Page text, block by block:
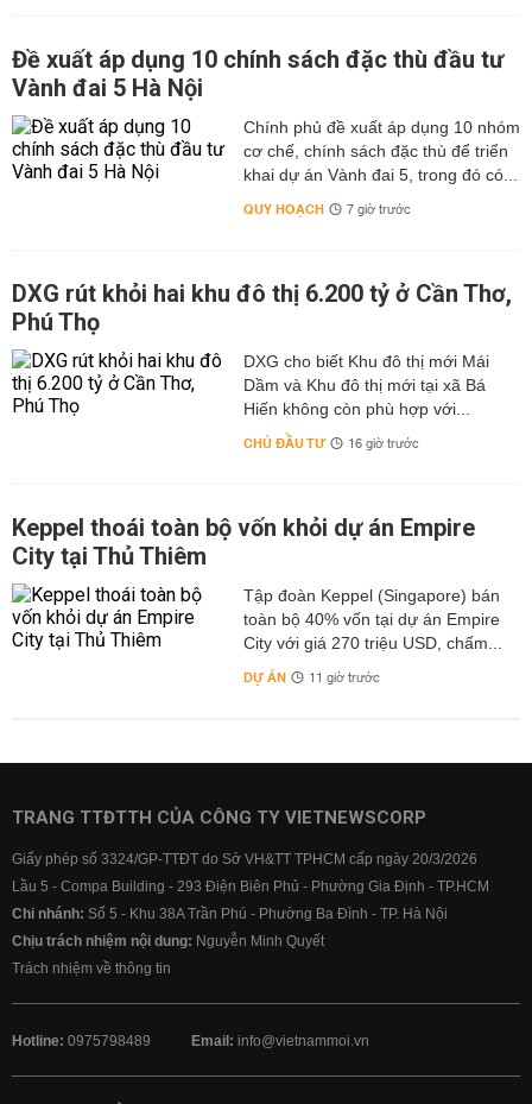
Đề xuất áp dụng 10 chính sách đặc thù đầu tư
Vành đai 5 Hà Nội
Chính phủ đề xuất áp dụng 10 nhóm
cơ chế, chính sách đặc thù để triển
khai dự án Vành đai 5, trong đó có...
QUY HOẠCH 7 giờ trước
DXG rút khỏi hai khu đô thị 6.200 tỷ ở Cần Thơ,
Phú Thọ
DXG cho biết Khu đô thị mới Mái
Dầm và Khu đô thị mới tại xã Bá
Hiến không còn phù hợp với...
CHỦ ĐẦU TƯ 16 giờ trước
Keppel thoái toàn bộ vốn khỏi dự án Empire
City tại Thủ Thiêm
Tập đoàn Keppel (Singapore) bán
toàn bộ 40% vốn tại dự án Empire
City với giá 270 triệu USD, chấm...
DỰ ÁN 11 giờ trước
TRANG TTĐTTH CỦA CÔNG TY VIETNEWSCORP
Giấy phép số 3324/GP-TTĐT do Sở VH&TT TPHCM cấp ngày 20/3/2026
Lầu 5 - Compa Building - 293 Điện Biên Phủ - Phường Gia Định - TP.HCM
Chi nhánh: Số 5 - Khu 38A Trần Phú - Phường Ba Đình - TP. Hà Nội
Chịu trách nhiệm nội dung: Nguyễn Minh Quyết
Trách nhiệm về thông tin
Hotline: 0975798489 Email: info@vietnammoi.vn